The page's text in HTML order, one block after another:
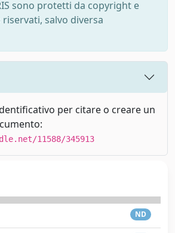
sono protetti da copyright e
salvo diversa
per citare o creare un
11588/345913
ND